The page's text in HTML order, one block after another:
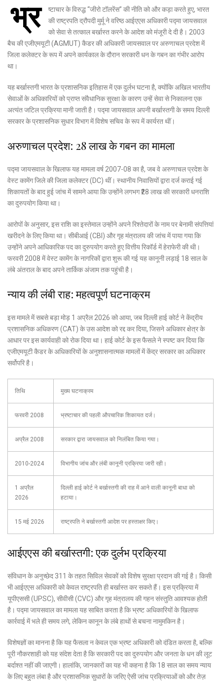
भ्र
ष्टाचार के विरुद्ध “जीरो टॉलरेंस” की नीति को और कड़ा करते हुए, भारत
की राष्ट्रपति द्रौपदी मुर्मू ने वरिष्ठ आईएएस अधिकारी पद्मा जायसवाल
को सेवा से तत्काल बर्खास्त करने के आदेश को मंजूरी दे दी है। 2003
बैच की एजीएमयूटी (AGMUT) कैडर की अधिकारी जायसवाल पर अरुणाचल प्रदेश में
जिला कलेक्टर के रूप में अपने कार्यकाल के दौरान सरकारी धन के गबन का गंभीर आरोप
था।
यह बर्खास्तगी भारत के प्रशासनिक इतिहास में एक दुर्लभ घटना है, क्योंकि अखिल भारतीय
सेवाओं के अधिकारियों को प्राप्त संवैधानिक सुरक्षा के कारण उन्हें सेवा से निकालना एक
अत्यंत जटिल प्रक्रिया मानी जाती है। पद्मा जायसवाल अपनी बर्खास्तगी के समय दिल्ली
सरकार के प्रशासनिक सुधार विभाग में विशेष सचिव के रूप में कार्यरत थीं।
अरुणाचल प्रदेश: ₹28 लाख के गबन का मामला
पद्मा जायसवाल के खिलाफ यह मामला वर्ष 2007-08 का है, जब वे अरुणाचल प्रदेश के
वेस्ट कामेंग जिले की जिला कलेक्टर (DC) थीं। स्थानीय निवासियों द्वारा दर्ज कराई गई
शिकायतों के बाद हुई जांच में सामने आया कि उन्होंने लगभग ₹28 लाख की सरकारी धनराशि
का दुरुपयोग किया था।
आरोपों के अनुसार, इस राशि का इस्तेमाल उन्होंने अपने रिश्तेदारों के नाम पर बेनामी संपत्तियां
खरीदने के लिए किया था। सीबीआई (CBI) और गृह मंत्रालय की जांच में पाया गया कि
उन्होंने अपने आधिकारिक पद का दुरुपयोग करते हुए वित्तीय रिकॉर्ड में हेराफेरी की थी।
फरवरी 2008 में वेस्ट कामेंग के नागरिकों द्वारा शुरू की गई यह कानूनी लड़ाई 18 साल के
लंबे अंतराल के बाद अपने तार्किक अंजाम तक पहुंची है।
न्याय की लंबी राह: महत्वपूर्ण घटनाक्रम
इस मामले में सबसे बड़ा मोड़ 1 अप्रैल 2026 को आया, जब दिल्ली हाई कोर्ट ने केंद्रीय
प्रशासनिक अधिकरण (CAT) के उस आदेश को रद्द कर दिया, जिसने अधिकार क्षेत्र के
आधार पर इस कार्यवाही को रोक दिया था। हाई कोर्ट के इस फैसले ने स्पष्ट कर दिया कि
एजीएमयूटी कैडर के अधिकारियों के अनुशासनात्मक मामलों में केंद्र सरकार का अधिकार
सर्वोपरि है।
तिथि मुख्य घटनाक्रम
फरवरी 2008 भ्रष्टाचार की पहली औपचारिक शिकायत दर्ज।
अप्रैल 2008 सरकार द्वारा जायसवाल को निलंबित किया गया।
2010-2024 विभागीय जांच और लंबी कानूनी प्रक्रिया जारी रही।
1 अप्रैल
2026
दिल्ली हाई कोर्ट ने बर्खास्तगी की राह में आने वाली कानूनी बाधा को
हटाया।
15 मई 2026 राष्ट्रपति ने बर्खास्तगी आदेश पर हस्ताक्षर किए।
आईएएस की बर्खास्तगी: एक दुर्लभ प्रक्रिया
संविधान के अनुच्छेद 311 के तहत सिविल सेवकों को विशेष सुरक्षा प्रदान की गई है। किसी
भी आईएएस अधिकारी को केवल राष्ट्रपति ही बर्खास्त कर सकते हैं। इस प्रक्रिया में
यूपीएससी (UPSC), सीवीसी (CVC) और गृह मंत्रालय की गहन संस्तुति आवश्यक होती
है। पद्मा जायसवाल का मामला यह साबित करता है कि भ्रष्ट अधिकारियों के खिलाफ
कार्रवाई में भले ही समय लगे, लेकिन कानून के लंबे हाथों से बचना नामुमकिन है।
विशेषज्ञों का मानना है कि यह फैसला न केवल एक भ्रष्ट अधिकारी को दंडित करता है, बल्कि
पूरी नौकरशाही को यह संदेश देता है कि सरकारी पद का दुरुपयोग और जनता के धन की लूट
बर्दाश्त नहीं की जाएगी। हालांकि, जानकारों का यह भी कहना है कि 18 साल का समय न्याय
के लिए बहुत लंबा है और प्रशासनिक सुधारों के जरिए ऐसी जांच प्रक्रियाओं को और तेज़